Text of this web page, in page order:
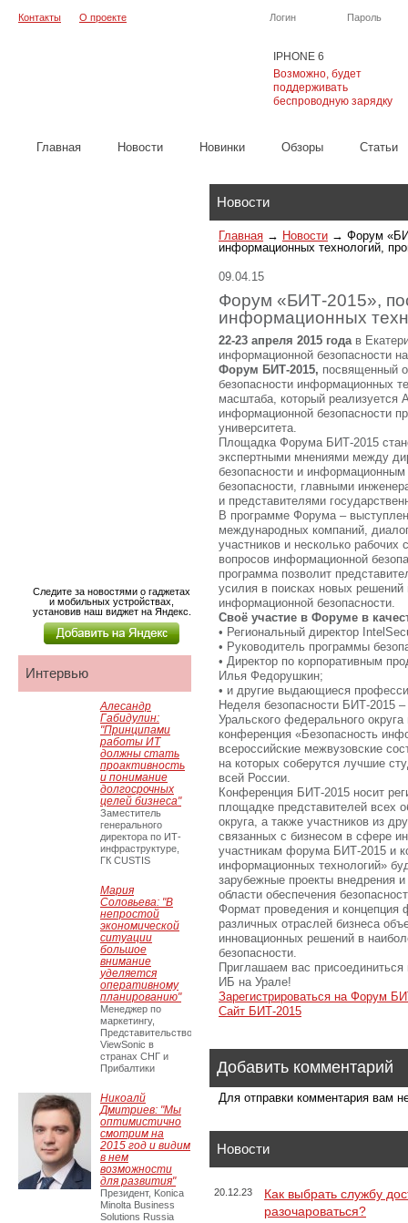
IPHONE 6
Возможно, будет
поддерживать
беспроводную зарядку
Логин Пароль
Контакты О проекте
Главная Новости Новинки Обзоры Cтатьи
Новости
Главная → Новости → Форум
информационных технологий,
09.04.15
Форум «БИТ-2015»,
информационных
22-23 апреля 2015 годав
информационной безопасности
Форум БИТ-2015, посвященный
безопасности информационных
масштаба, который реализуется
информационной безопасности
университета.
Площадка Форума БИТ-2015
экспертными мнениями между
безопасности и
безопасности, главными
и представителями
В программе Форума –
международных компаний,
участников и несколько
вопросов информационной
программа позволит
усилия в поисках новых
информационной безопасности.
Своё участие в Форуме в
• Региональный директор
• Руководитель программы
• Директор по корпоративным
Илья Федорушкин;
• и другие выдающиеся
Неделя безопасности БИТ-2015
Уральского федерального
конференция «Безопасность
всероссийские межвузовские
на которых соберутся лучшие
всей России.
Конференция БИТ-2015 носит
площадке представителей всех
округа, а также участников из
связанных с бизнесом в сфере
участникам форума БИТ-2015 и
информационных технологий»
зарубежные проекты внедрения
области обеспечения
Формат проведения и концепция
различных отраслей бизнеса
инновационных решений в
безопасности.
Приглашаем вас
ИБ на Урале!
Зарегистрироваться на Форум
Сайт БИТ-2015
Добавить комментарий
Для отправки комментария вам
Новости
20.12.23
Как выбрать службу
разочароваться?
Следите за новостями о гаджетах
и мобильных устройствах,
установив наш виджет на Яндекс.
Интервью
Алесандр
Габидулин:
"Принципами
работы ИТ
должны стать
проактивность
и понимание
долгосрочных
целей бизнеса"
Заместитель
генерального
директора по ИТ-
инфраструктуре,
ГК CUSTIS
Мария
Соловьева: "В
непростой
экономической
ситуации
большое
внимание
уделяется
оперативному
планированию"
Менеджер по
маркетингу,
Представительство
ViewSonic в
странах СНГ и
Прибалтики
Никоалй
Дмитриев: "Мы
оптимистично
смотрим на
2015 год и видим
в нем
возможности
для развития"
Президент, Konica
Minolta Business
Solutions Russia